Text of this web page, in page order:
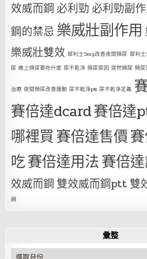
效威而鋼 必利勁 必利勁副
鋼的禁忌 樂威壯副作用
樂威壯雙效 犀利士5mg改善夜間頻尿 犀利
尿 晚上頻尿要吃什麼 尿不乾淨 頻尿原因 突然頻尿 頻
治療 夜間頻尿改善運動 尿不乾淨ptt 尿不乾淨定義
賽倍達dcard賽倍達
哪裡買賽倍達售價
吃賽倍達用法賽倍
效威而鋼 雙效威而鋼ptt 雙
網
彙整
彙